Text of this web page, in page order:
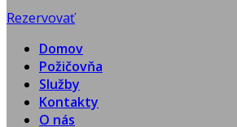
Rezervovať
Domov
Požičovňa
Služby
Kontakty
O nás